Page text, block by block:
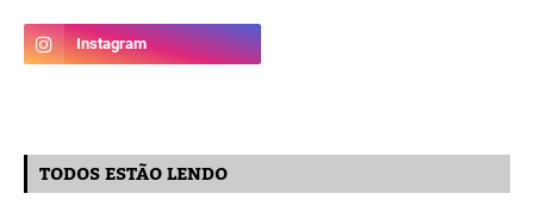
TODOS ESTÃO LENDO